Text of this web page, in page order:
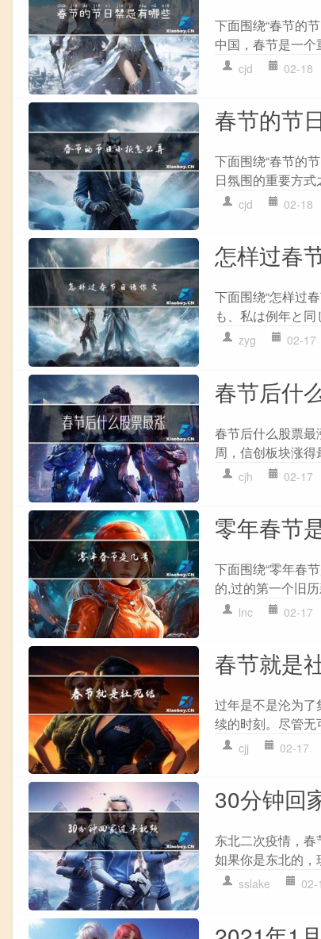
下面围绕“春节的
中国，春节是一
cjd 02-18
春节的节
下面围绕“春节的
日氛围的重要方
cjd 02-18
怎样过春
下面围绕“怎样过
も、私は例年と
zyg 02-17
春节后什
春节后什么股票
周，信创板块涨
cjh 02-17
零年春节
下面围绕“零年春
的,过的第一个旧
lnc 02-17
春节就是
过年是不是沦为
续的时刻。尽管
cjj 02-17
30分钟回
东北二次疫情，
如果你是东北的
sslake 02-